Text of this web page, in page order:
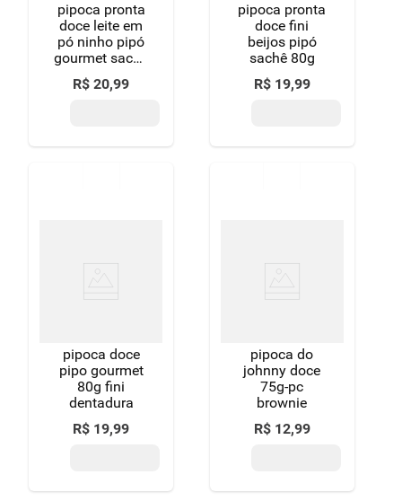
pipoca pronta
doce leite em
pó ninho pipó
gourmet sachê
100g
R$ 20,99
pipoca pronta
doce fini
beijos pipó
sachê 80g
R$ 19,99
pipoca doce
pipo gourmet
80g fini
dentadura
R$ 19,99
pipoca do
johnny doce
75g-pc
brownie
R$ 12,99